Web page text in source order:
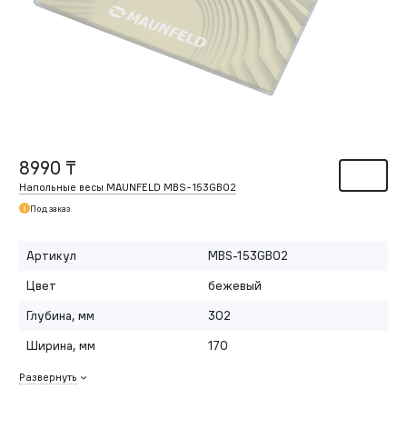
8990 ₸
Напольные весы MAUNFELD MBS-153GB02
Под заказ
Артикул
MBS-153GB02
Цвет
бежевый
Глубина, мм
302
Ширина, мм
170
Развернуть